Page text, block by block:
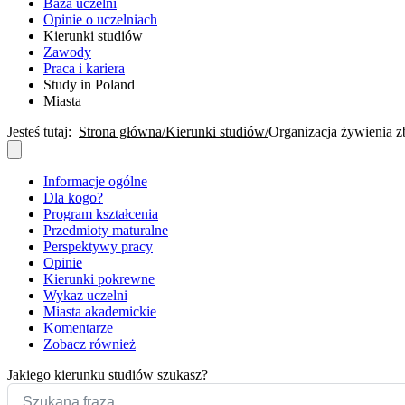
Opinie o uczelniach
Kierunki studiów
Zawody
Praca i kariera
Study in Poland
Miasta
Jesteś tutaj: Strona główna Kierunki studiów Organizacja żywienia
Informacje ogólne
Dla kogo?
Program kształcenia
Przedmioty maturalne
Perspektywy pracy
Opinie
Kierunki pokrewne
Wykaz uczelni
Miasta akademickie
Komentarze
Zobacz również
Jakiego kierunku studiów szukasz?